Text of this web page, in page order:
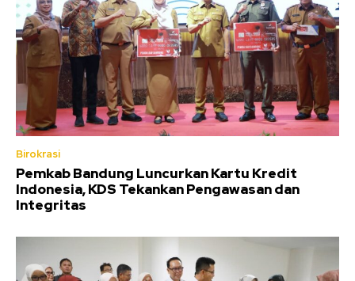
Birokrasi
Pemkab Bandung Luncurkan Kartu Kredit
Indonesia, KDS Tekankan Pengawasan dan
Integritas